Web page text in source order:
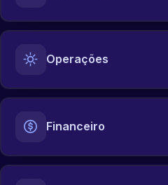
Operações
Financeiro